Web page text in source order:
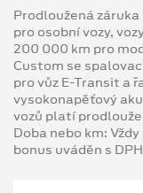
Prodloužená
pro osobní vozy,
200 000 km pro
Custom se
pro vůz E-Transit a
vysokonapěťový
vozů platí
Doba nebo km:
bonus uváděn s